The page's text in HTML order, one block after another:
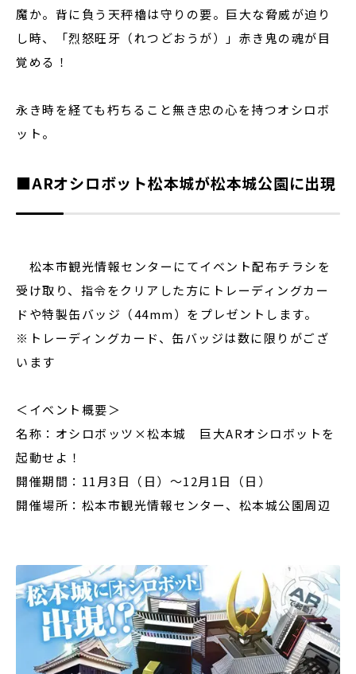
魔か。背に負う天秤櫓は守りの要。巨大な脅威が迫り
し時、「烈怒旺牙（れつどおうが）」赤き鬼の魂が目
覚める！
永き時を経ても朽ちること無き忠の心を持つオシロボ
ット。
■ARオシロボット松本城が松本城公園に出現
松本市観光情報センターにてイベント配布チラシを
受け取り、指令をクリアした方にトレーディングカー
ドや特製缶バッジ（44mm）をプレゼントします。
※トレーディングカード、缶バッジは数に限りがござ
います
＜イベント概要＞
名称：オシロボッツ×松本城 巨大ARオシロボットを
起動せよ！
開催期間：11月3日（日）～12月1日（日）
開催場所：松本市観光情報センター、松本城公園周辺